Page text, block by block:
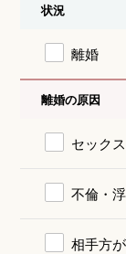
状況
離婚
離婚の原因
セック
不倫・
相手方